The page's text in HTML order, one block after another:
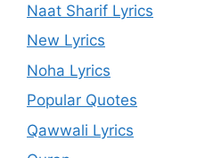
Naat Sharif Lyrics
New Lyrics
Noha Lyrics
Popular Quotes
Qawwali Lyrics